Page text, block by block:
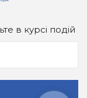
в курсі подій